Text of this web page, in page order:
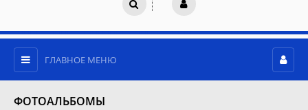
ГЛАВНОЕ МЕНЮ
ФОТОАЛЬБОМЫ